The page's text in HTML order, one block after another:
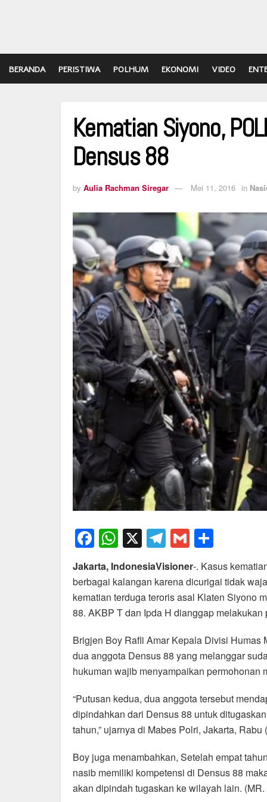
BERANDA PERISTIWA POLHUM EKONOMI VIDEO
Kematian Siyono,
Densus 88
by Aulia Rachman Siregar Mei 11, 2016 in
F
a
c
e
b
o
o
k
W
h
at
s
A
p
p
X T
el
e
gr
a
m
G
m
ail
h
ar
e
Jakarta, IndonesiaVisioner-. Kasus
berbagai kalangan karena dicurigai tidak
kematian terduga teroris asal Klaten Siyono
88. AKBP T dan Ipda H dianggap
Brigjen Boy Rafli Amar Kepala Divisi
dua anggota Densus 88 yang melanggar
hukuman wajib menyampaikan permohonan
“Putusan kedua, dua anggota tersebut
dipindahkan dari Densus 88 untuk
tahun,” ujarnya di Mabes Polri, Jakarta, Rabu
Boy juga menambahkan, Setelah empat
nasib memiliki kompetensi di Densus 88
akan dipindah tugaskan ke wilayah lain. (MR.